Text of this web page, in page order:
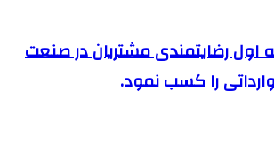
اول رضایتمندی مشتریان در صنعت
را کسب نمود.